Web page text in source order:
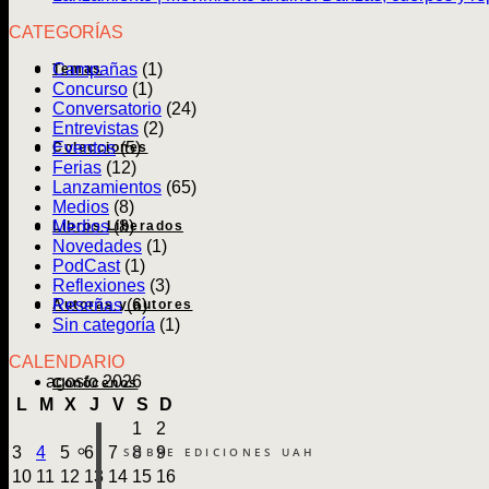
Temas
Colecciones
Libros Liberados
Autoras y autores
Conócenos
SOBRE EDICIONES UAH
CATEGORÍAS
Campañas (1)
Concurso (1)
Conversatorio (24)
Entrevistas (2)
Eventos(5)
Ferias (12)
Lanzamientos (65)
Medios (8)
Medios(8)
Novedades (1)
PodCast(1)
Reflexiones (3)
Reseñas(6)
Sin categoría (1)
CALENDARIO
agosto 2026
L
M X J V S
D
1
2
3
4 5 6 7 8
9
10 11 12 13 14 15 16